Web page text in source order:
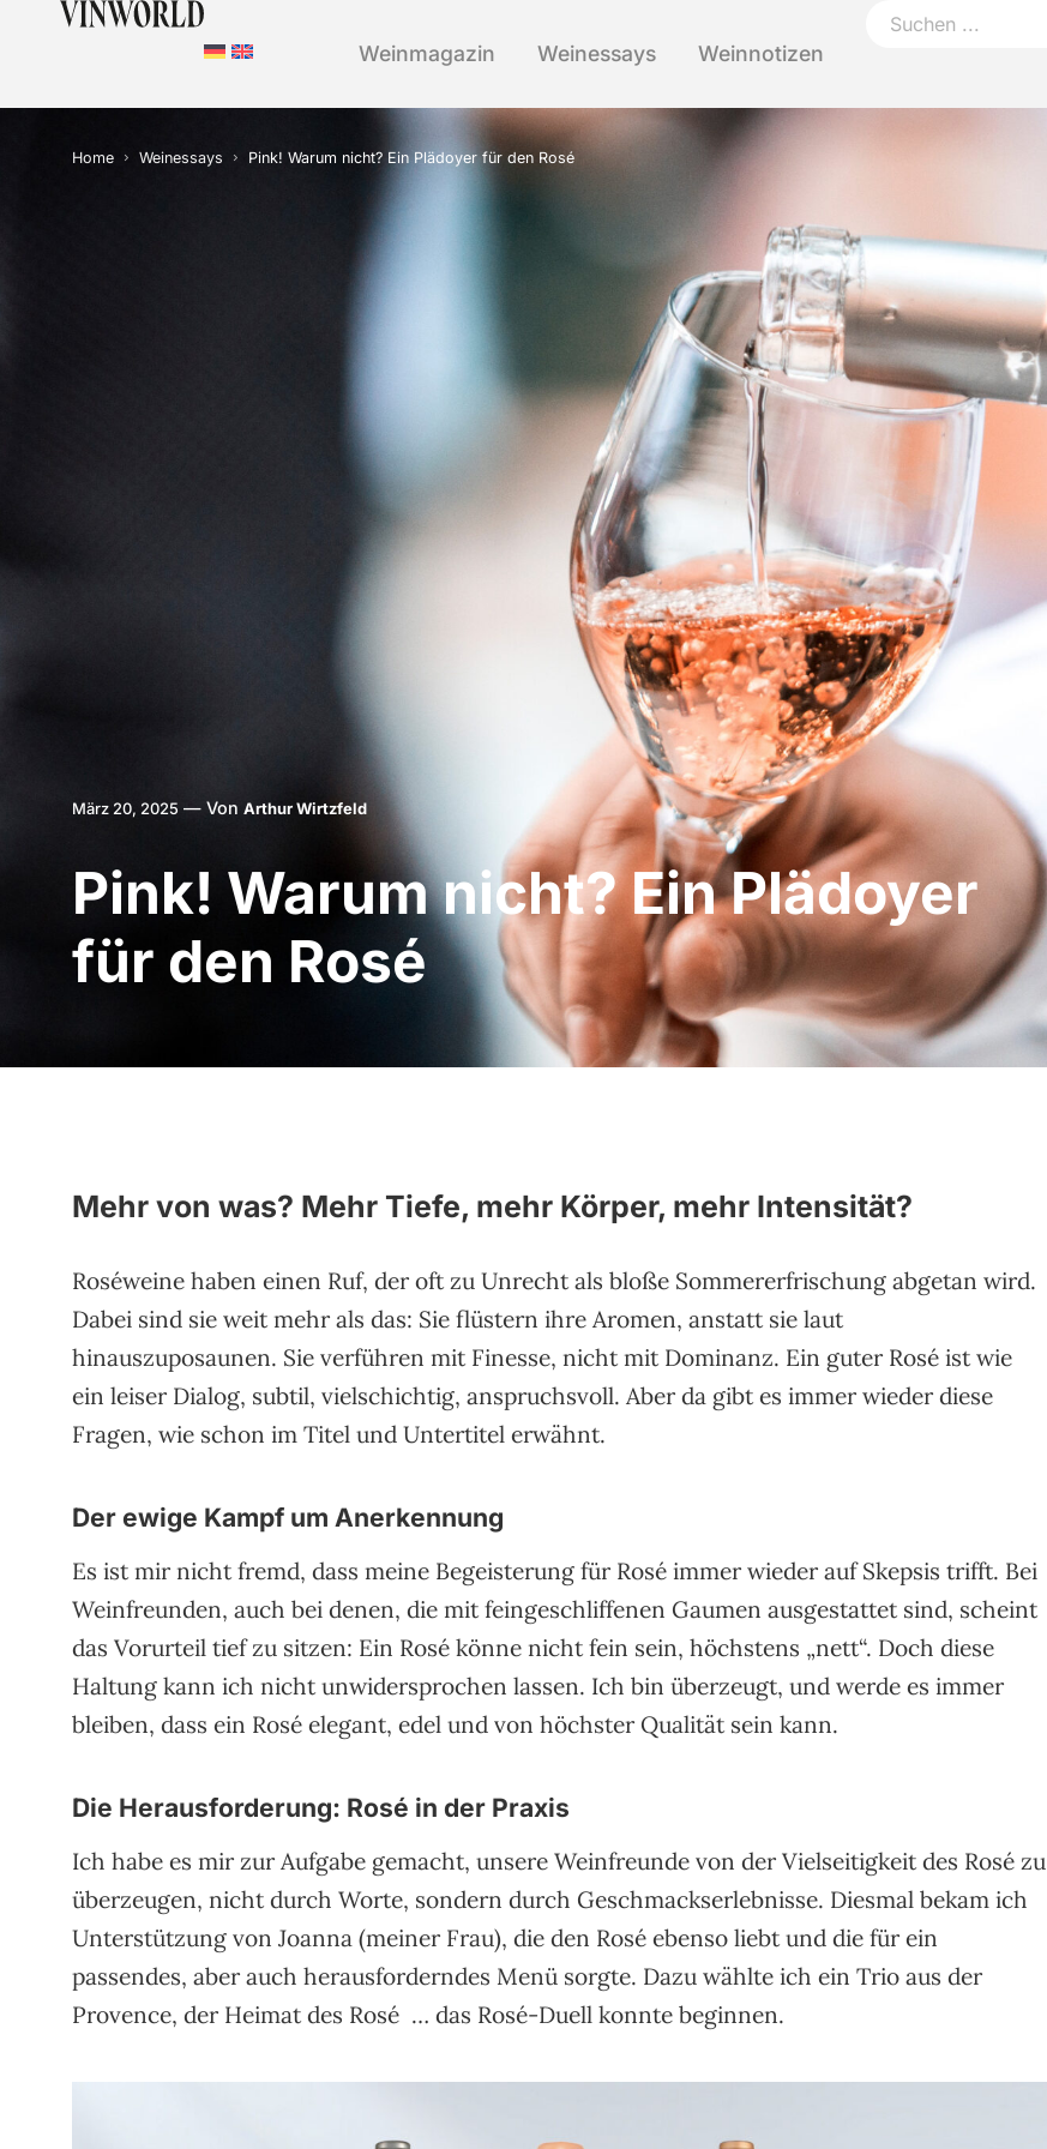
Weinmagazin Weinessays Weinnotizen
Home Weinessays Pink! Warum nicht? Ein Plädoyer für den Rosé
März 20, 2025 — Von Arthur Wirtzfeld
Pink! Warum nicht? Ein Plädoyer
für den Rosé
Mehr von was? Mehr Tiefe, mehr Körper, mehr Intensität?
Roséweine haben einen Ruf, der oft zu Unrecht als bloße Sommererfrischung abgetan wird.
Dabei sind sie weit mehr als das: Sie flüstern ihre Aromen, anstatt sie laut
hinauszuposaunen. Sie verführen mit Finesse, nicht mit Dominanz. Ein guter Rosé ist wie
ein leiser Dialog, subtil, vielschichtig, anspruchsvoll. Aber da gibt es immer wieder diese
Fragen, wie schon im Titel und Untertitel erwähnt.
Der ewige Kampf um Anerkennung
Es ist mir nicht fremd, dass meine Begeisterung für Rosé immer wieder auf Skepsis trifft. Bei
Weinfreunden, auch bei denen, die mit feingeschliffenen Gaumen ausgestattet sind, scheint
das Vorurteil tief zu sitzen: Ein Rosé könne nicht fein sein, höchstens „nett“. Doch diese
Haltung kann ich nicht unwidersprochen lassen. Ich bin überzeugt, und werde es immer
bleiben, dass ein Rosé elegant, edel und von höchster Qualität sein kann.
Die Herausforderung: Rosé in der Praxis
Ich habe es mir zur Aufgabe gemacht, unsere Weinfreunde von der Vielseitigkeit des Rosé zu
überzeugen, nicht durch Worte, sondern durch Geschmackserlebnisse. Diesmal bekam ich
Unterstützung von Joanna (meiner Frau), die den Rosé ebenso liebt und die für ein
passendes, aber auch herausforderndes Menü sorgte. Dazu wählte ich ein Trio aus der
Provence, der Heimat des Rosé … das Rosé-Duell konnte beginnen.